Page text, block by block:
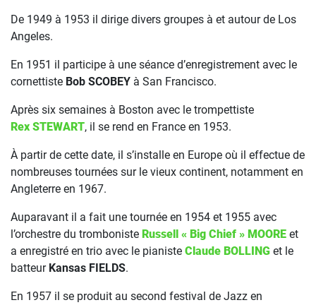
De 1949 à 1953 il dirige divers groupes à et autour de Los
Angeles.
En 1951 il participe à une séance d’enregistrement avec le
cornettiste Bob SCOBEY à San Francisco.
Après six semaines à Boston avec le trompettiste
Rex STEWART, il se rend en France en 1953.
À partir de cette date, il s’installe en Europe où il effectue de
nombreuses tournées sur le vieux continent, notamment en
Angleterre en 1967.
Auparavant il a fait une tournée en 1954 et 1955 avec
l’orchestre du tromboniste Russell « Big Chief » MOORE et
a enregistré en trio avec le pianiste Claude BOLLING et le
batteur Kansas FIELDS.
En 1957 il se produit au second festival de Jazz en